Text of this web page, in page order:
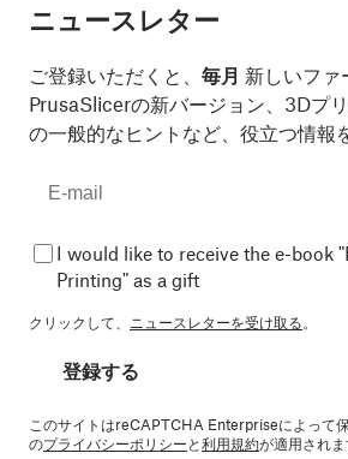
ニュースレター
ご登録いただくと、 毎月 新しいファ
PrusaSlicerの新バージョン、3Dプ
の一般的なヒントなど、役立つ情報
I would like to receive the e-book
Printing" as a gift
クリックして、 ニュースレターを受け取る。
登録する
このサイトはreCAPTCHA Enterpriseによって
のプライバシーポリシーと利用規約が適用されま